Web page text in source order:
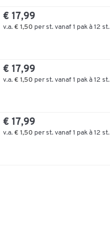
€ 17,99
v.a. € 1,50 per st. vanaf 1 pak à 12 st.
€ 17,99
v.a. € 1,50 per st. vanaf 1 pak à 12 st.
€ 17,99
v.a. € 1,50 per st. vanaf 1 pak à 12 st.